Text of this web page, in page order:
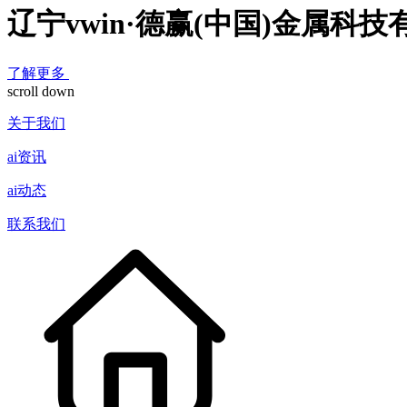
辽宁vwin·德赢(中国)金属科技
了解更多
scroll down
关于我们
ai资讯
ai动态
联系我们